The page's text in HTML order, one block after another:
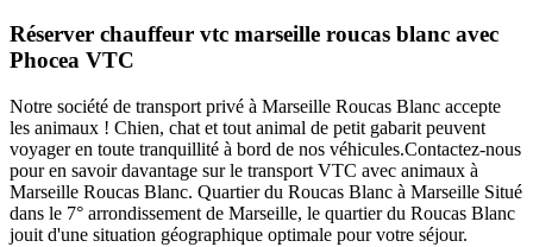
Réserver chauffeur vtc marseille roucas blanc avec
Phocea VTC
Notre société de transport privé à Marseille Roucas Blanc accepte
les animaux ! Chien, chat et tout animal de petit gabarit peuvent
voyager en toute tranquillité à bord de nos véhicules.Contactez-nous
pour en savoir davantage sur le transport VTC avec animaux à
Marseille Roucas Blanc. Quartier du Roucas Blanc à Marseille Situé
dans le 7° arrondissement de Marseille, le quartier du Roucas Blanc
jouit d'une situation géographique optimale pour votre séjour.